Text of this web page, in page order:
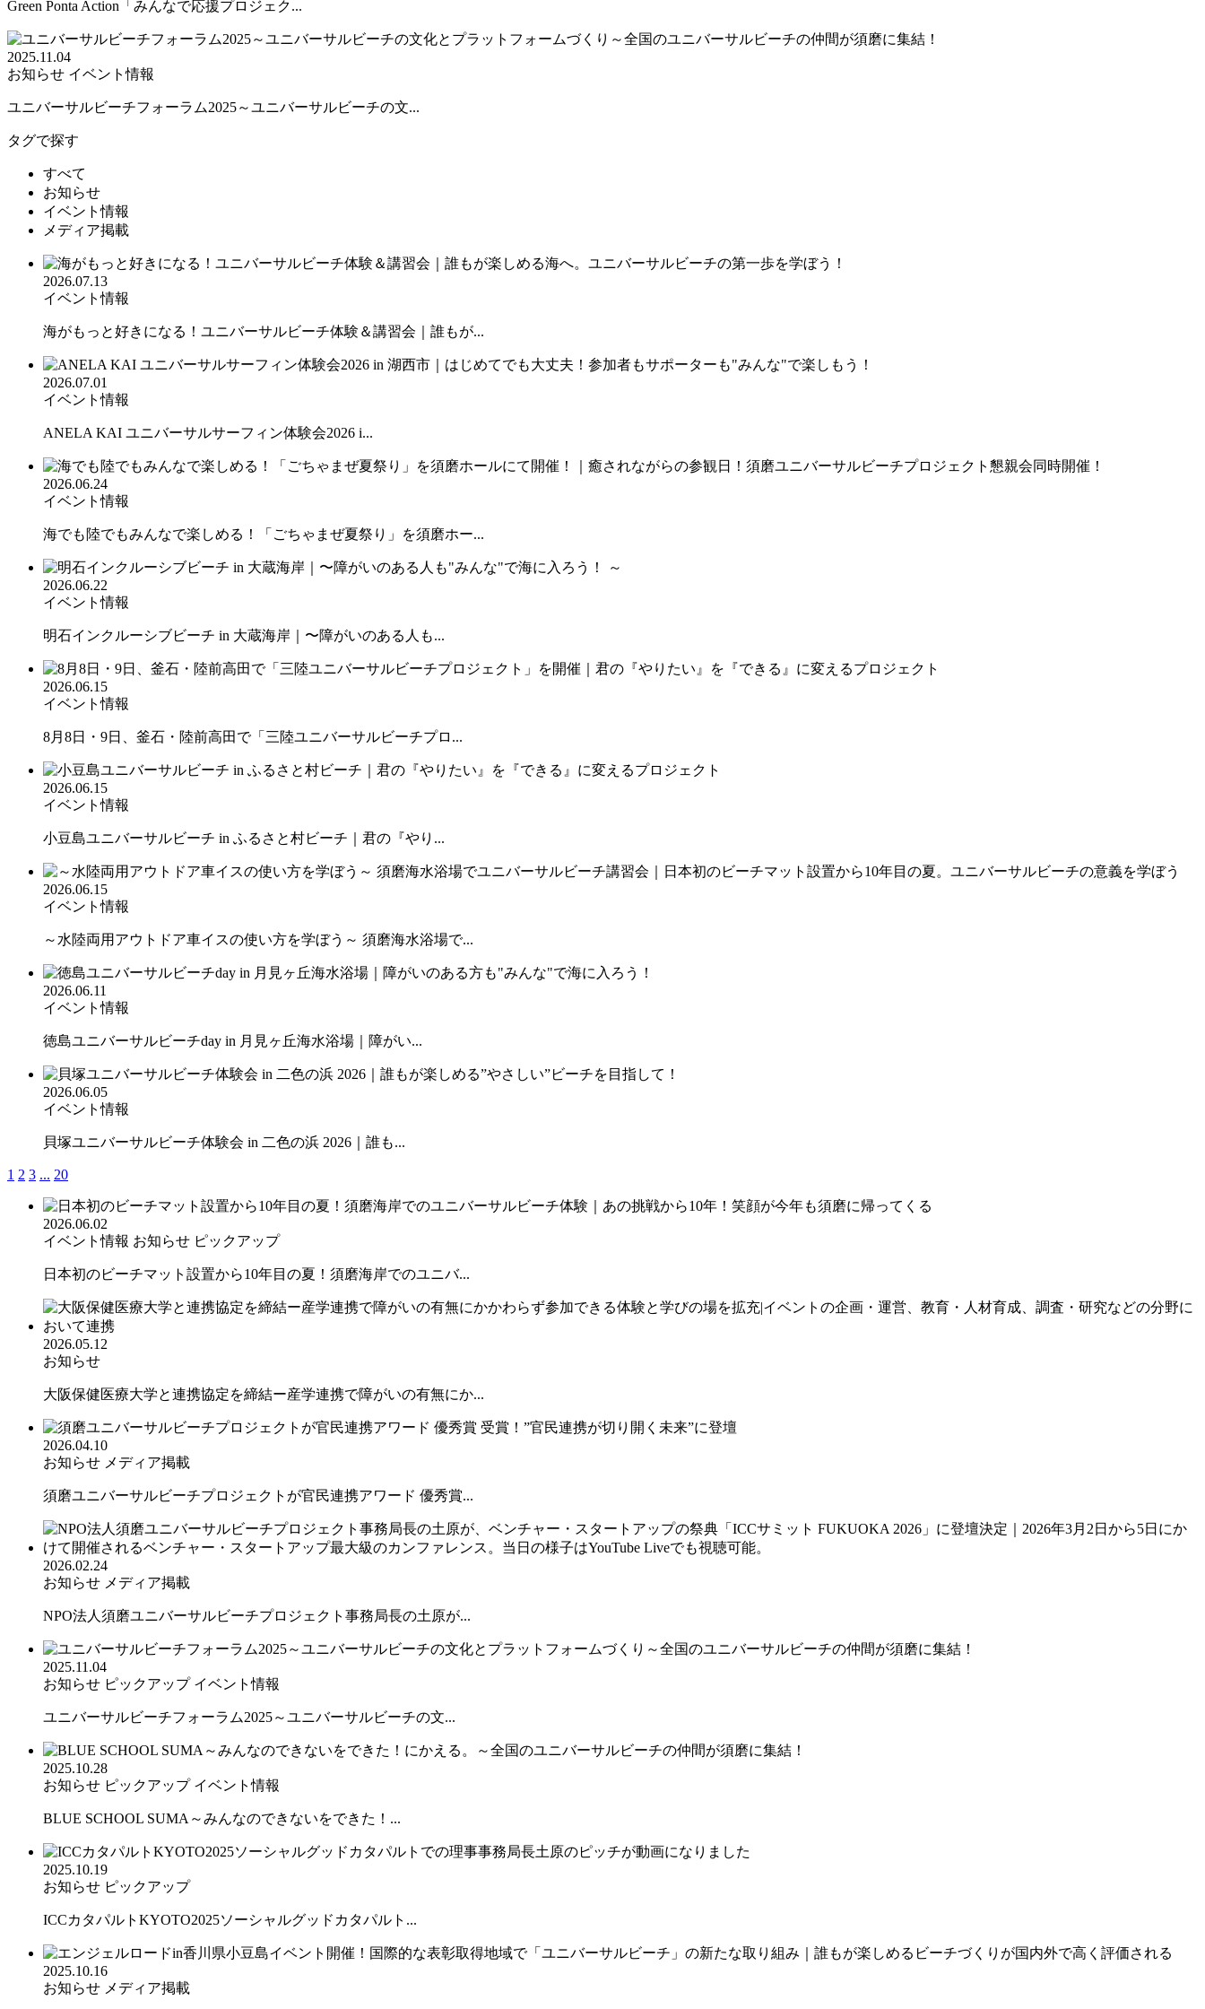
Green Ponta Action「みんなで応援プロジェク...
2025.11.04
お知らせ イベント情報
ユニバーサルビーチフォーラム2025～ユニバーサルビーチの文...
タグで探す
すべて
お知らせ
イベント情報
メディア掲載
2026.07.13
イベント情報
海がもっと好きになる！ユニバーサルビーチ体験＆講習会｜誰もが...
2026.07.01
イベント情報
ANELA KAI ユニバーサルサーフィン体験会2026 i...
2026.06.24
イベント情報
海でも陸でもみんなで楽しめる！「ごちゃまぜ夏祭り」を須磨ホー...
2026.06.22
イベント情報
明石インクルーシブビーチ in 大蔵海岸｜〜障がいのある人も...
2026.06.15
イベント情報
8月8日・9日、釜石・陸前高田で「三陸ユニバーサルビーチプロ...
2026.06.15
イベント情報
小豆島ユニバーサルビーチ in ふるさと村ビーチ｜君の『やり...
2026.06.15
イベント情報
～水陸両用アウトドア車イスの使い方を学ぼう～ 須磨海水浴場で...
2026.06.11
イベント情報
徳島ユニバーサルビーチday in 月見ヶ丘海水浴場｜障がい...
2026.06.05
イベント情報
貝塚ユニバーサルビーチ体験会 in 二色の浜 2026｜誰も...
1 2 3 ... 20
2026.06.02
イベント情報 お知らせ ピックアップ
日本初のビーチマット設置から10年目の夏！須磨海岸でのユニバ...
2026.05.12
お知らせ
大阪保健医療大学と連携協定を締結ー産学連携で障がいの有無にか...
2026.04.10
お知らせ メディア掲載
須磨ユニバーサルビーチプロジェクトが官民連携アワード 優秀賞...
2026.02.24
お知らせ メディア掲載
NPO法人須磨ユニバーサルビーチプロジェクト事務局長の土原が...
2025.11.04
お知らせ ピックアップ イベント情報
ユニバーサルビーチフォーラム2025～ユニバーサルビーチの文...
2025.10.28
お知らせ ピックアップ イベント情報
BLUE SCHOOL SUMA～みんなのできないをできた！...
2025.10.19
お知らせ ピックアップ
ICCカタパルトKYOTO2025ソーシャルグッドカタパルト...
2025.10.16
お知らせ メディア掲載